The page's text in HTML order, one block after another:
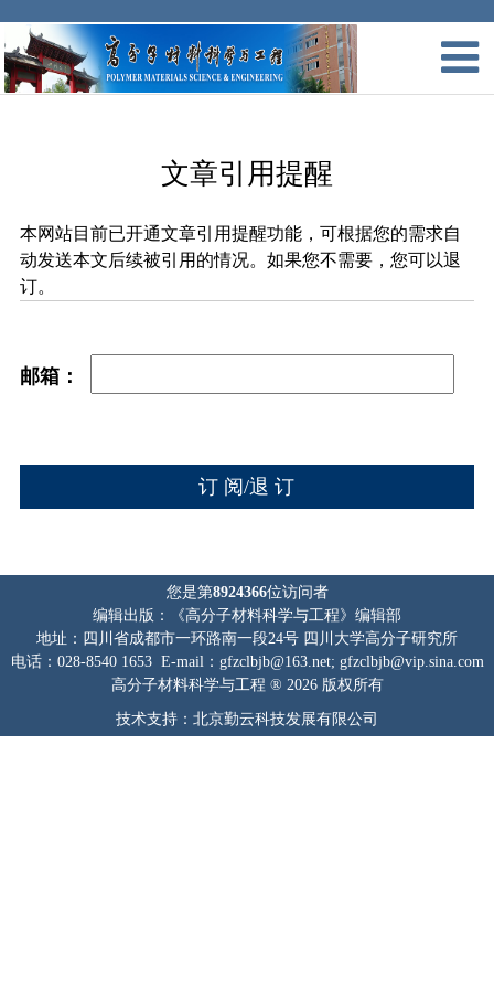
文章引用提醒
本网站目前已开通文章引用提醒功能，可根据您的需求自
动发送本文后续被引用的情况。如果您不需要，您可以退
订。
邮箱：
您是第8924366位访问者
编辑出版：《高分子材料科学与工程》编辑部
地址：四川省成都市一环路南一段24号 四川大学高分子研究所
电话：028-8540 1653 E-mail：gfzclbjb@163.net; gfzclbjb@vip.sina.com
高分子材料科学与工程 ® 2026 版权所有
技术支持：北京勤云科技发展有限公司